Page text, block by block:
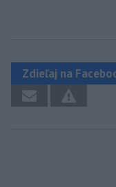
Zdieľaj na